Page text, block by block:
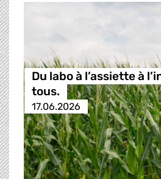
Du labo à l’assiette à
tous.
17.06.2026